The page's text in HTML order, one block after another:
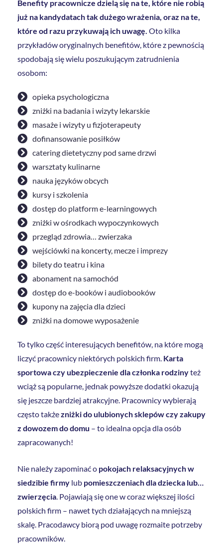
Benefity pracownicze dzielą się na te, które nie robią
już na kandydatach tak dużego wrażenia, oraz na te,
które od razu przykuwają ich uwagę. Oto kilka
przykładów oryginalnych benefitów, które z pewnością
spodobają się wielu poszukującym zatrudnienia
osobom:
opieka psychologiczna
zniżki na badania i wizyty lekarskie
masaże i wizyty u fizjoterapeuty
dofinansowanie posiłków
catering dietetyczny pod same drzwi
warsztaty kulinarne
nauka języków obcych
kursy i szkolenia
dostęp do platform e-learningowych
zniżki w ośrodkach wypoczynkowych
przegląd zdrowia… zwierzaka
wejściówki na koncerty, mecze i imprezy
bilety do teatru i kina
abonament na samochód
dostęp do e-booków i audiobooków
kupony na zajęcia dla dzieci
zniżki na domowe wyposażenie
To tylko część interesujących benefitów, na które mogą
liczyć pracownicy niektórych polskich firm. Karta
sportowa czy ubezpieczenie dla członka rodzinyteż
wciąż są popularne, jednak powyższe dodatki okazują
się jeszcze bardziej atrakcyjne. Pracownicy wybierają
często takżezniżki do ulubionych sklepów czy zakupy
z dowozem do domu – to idealna opcja dla osób
zapracowanych!
Nie należy zapominać o pokojach relaksacyjnych w
siedzibie firmy lub pomieszczeniach dla dziecka lub…
zwierzęcia. Pojawiają się one w coraz większej ilości
polskich firm – nawet tych działających na mniejszą
skalę. Pracodawcy biorą pod uwagę rozmaite potrzeby
pracowników.